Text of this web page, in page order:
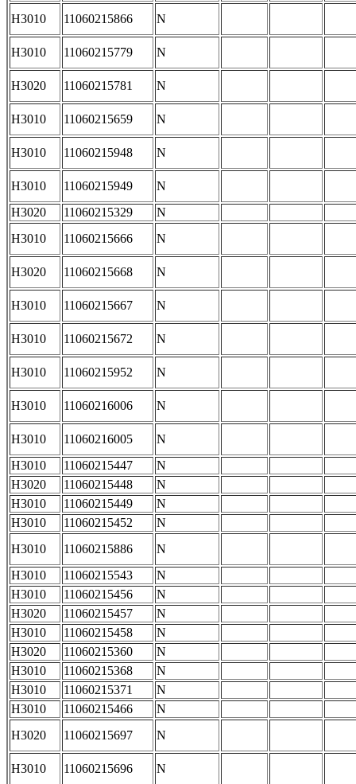
H3010 11060215866 N
H3010 11060215779 N
H3020 11060215781 N
H3010 11060215659 N
H3010 11060215948 N
H3010 11060215949
N
H3020
11060215329
N
H3010
11060215666 N
H3020 11060215668 N
H3010 11060215667 N
H3010 11060215672 N
H3010 11060215952 N
H3010 11060216006 N
H3010 11060216005
N
H3010
11060215447
N
H3020
11060215448
N
H3010
11060215449
N
H3010
11060215452
N
H3010
11060215886
N
H3010
11060215543
N
H3010
11060215456
N
H3020
11060215457
N
H3010
11060215458
N
H3020
11060215360
N
H3010
11060215368
N
H3010
11060215371
N
H3010
11060215466
N
H3020
11060215697 N
H3010 11060215696 N